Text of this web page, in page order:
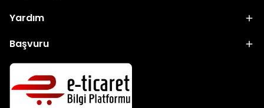
Yardım
Başvuru